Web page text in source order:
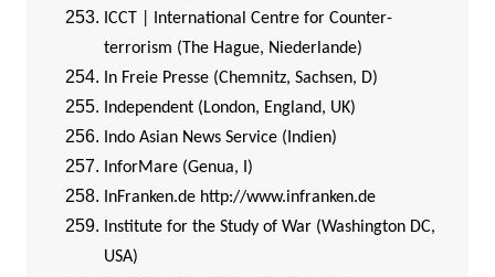
ICCT | International Centre for Counter-
terrorism (The Hague, Niederlande)
In Freie Presse (Chemnitz, Sachsen, D)
Independent (London, England, UK)
Indo Asian News Service (Indien)
InforMare (Genua, I)
InFranken.de http://www.infranken.de
Institute for the Study of War (Washington DC,
USA)